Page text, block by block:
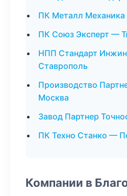
ПК Металл
ПК Союз Эксперт —
НПП Стандарт
Ставрополь
Производство
Москва
Завод Партнер
ПК Техно Станко —
Компании в